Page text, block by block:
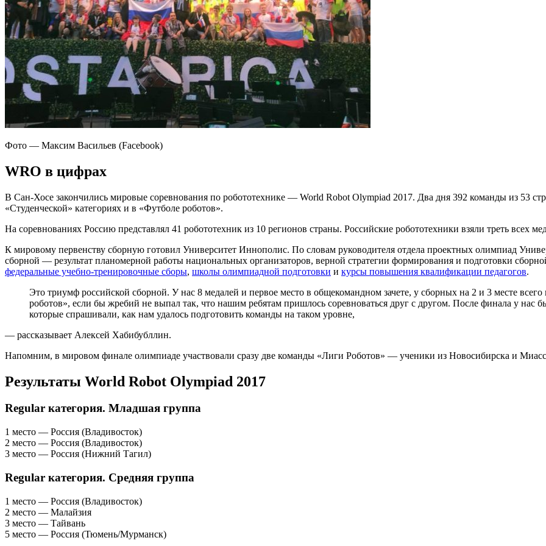
Фото — Максим Васильев (Facebook)
WRO в цифрах
В Сан-Хосе закончились мировые соревнования по робототехнике — World Robot Olympiad 2017. Два дня 392 команды из 53
«Студенческой» категориях и в «Футболе роботов».
На соревнованиях Россию представлял 41 робототехник из 10 регионов страны. Российские робототехники взяли треть всех
К мировому первенству сборную готовил Университет Иннополис. По словам руководителя отдела проектных олимпиад
сборной — результат планомерной работы национальных организаторов, верной стратегии формирования и подготовки
федеральные учебно-тренировочные сборы, школы олимпиадной подготовки и курсы повышения квалификации педагогов.
Это триумф российской сборной. У нас 8 медалей и первое место в общекомандном зачете, у сборных на 2 и 3 месте
роботов», если бы жребий не выпал так, что нашим ребятам пришлось соревноваться друг с другом. После финала у нас
которые спрашивали, как нам удалось подготовить команды на таком уровне,
— рассказывает Алексей Хабибубллин.
Напомним, в мировом финале олимпиаде участвовали сразу две команды «Лиги Роботов» — ученики из Новосибирска и
Результаты World Robot Olympiad 2017
Regular категория. Младшая группа
1 место — Россия (Владивосток)
2 место — Россия (Владивосток)
3 место — Россия (Нижний Тагил)
Regular категория. Средняя группа
1 место — Россия (Владивосток)
2 место — Малайзия
3 место — Тайвань
5 место — Россия (Тюмень/Мурманск)